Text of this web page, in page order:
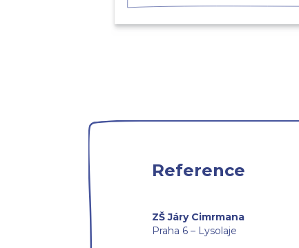
Reference
ZŠ Járy Cimrmana
Praha 6 – Lysolaje